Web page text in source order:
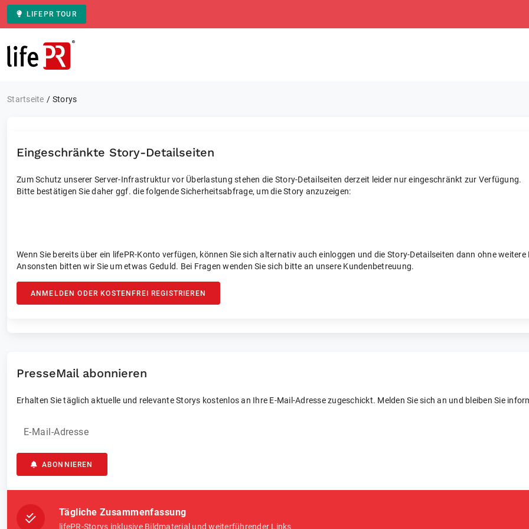
LIFEPR TOUR
Zur Startseite
Startseite Storys
Eingeschränkte Story-Detailseiten
Zum Schutz unserer Server-Infrastruktur vor Überlastung stehen die Story-Detailseiten derzeit leider nur eingeschränkt zur Verfügung.
Bitte bestätigen Sie daher ggf. die folgende Sicherheitsabfrage, um die Story anzuzeigen:
Wenn Sie bereits über ein lifePR-Konto verfügen, können Sie sich alternativ auch einloggen und die Story-Detailseiten dann ohne
Ansonsten bitten wir Sie um etwas Geduld. Bei Fragen wenden Sie sich bitte an unsere Kundenbetreuung.
ANMELDEN ODER KOSTENFREI REGISTRIEREN
PresseMail abonnieren
Erhalten Sie täglich aktuelle und relevante Storys kostenlos an Ihre E-Mail-Adresse zugeschickt. Melden Sie sich an und bleiben Sie
E-Mail-Adresse
ABONNIEREN
Tägliche Zusammenfassung
lifePR-Storys inklusive Bildmaterial und weiterführender Links